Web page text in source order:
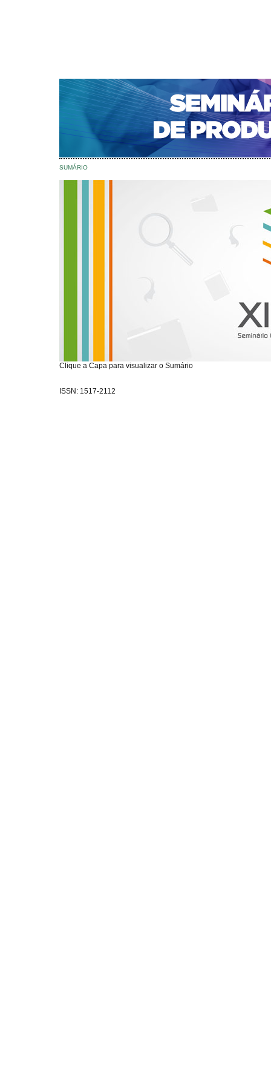
CAPA SOBRE ACESSO
NOTÍCIAS
PORTAL DE REVISTAS DA UNIFACS
Edições anteriores v. 12 (2013)
v. 12 (2013)
SUMÁRIO
Clique a Capa para visualizar o Sumário
ISSN: 1517-2112